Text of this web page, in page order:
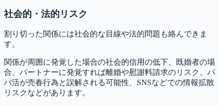
社会的・法的リスク
割り切った関係には社会的な目線や法的問題も絡んできま
す。
関係が周囲に発覚した場合の社会的信用の低下、既婚者の場
合、パートナーに発覚すれば離婚や慰謝料請求のリスク、パ
パ活が売春行為と誤解される可能性、SNSなどでの情報拡散
リスクなどがあります。